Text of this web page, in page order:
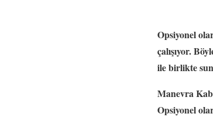
Opsiyonel
çalışıyor.
ile birlikte
Manevra
Opsiyonel